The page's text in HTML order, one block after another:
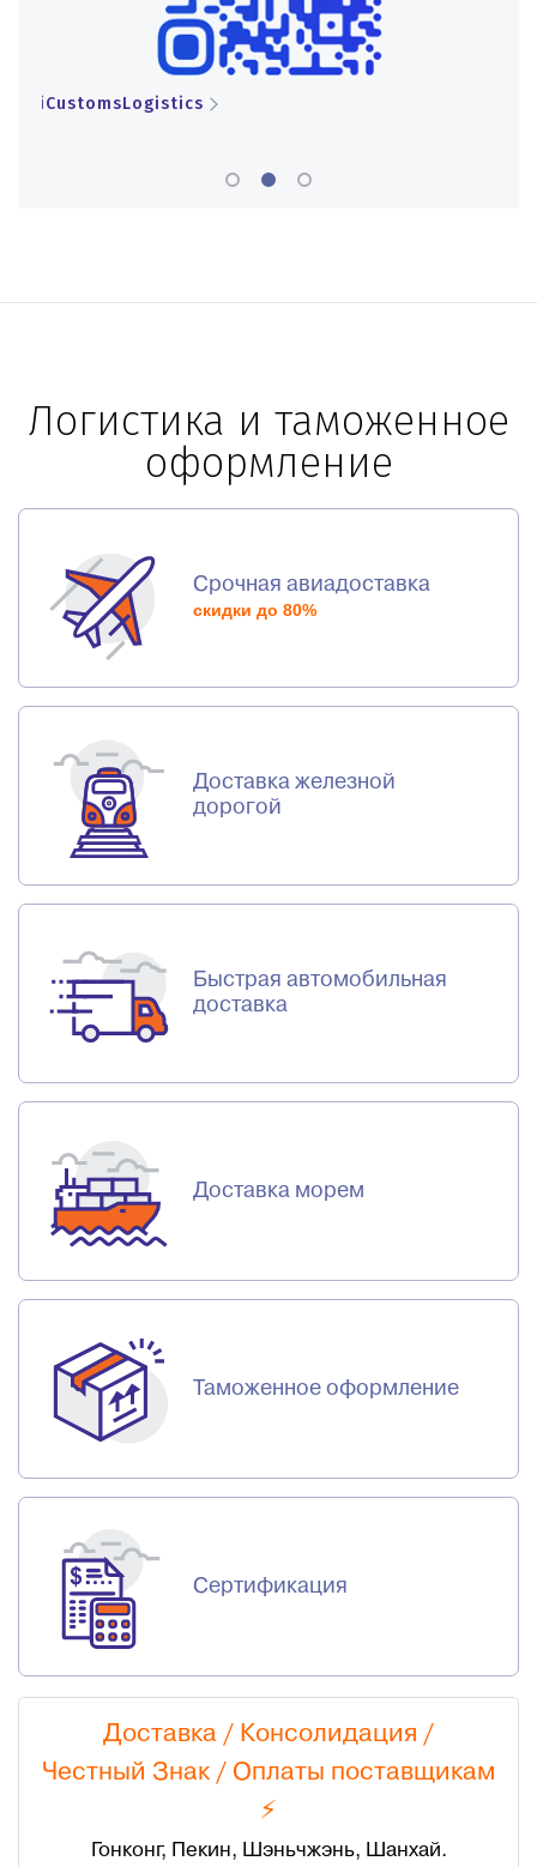
iCustomsLogistics
Логистика и таможенное
оформление
Срочная авиадоставка
скидки до 80%
Доставка железной
дорогой
Быстрая автомобильная
доставка
Доставка морем
Таможенное оформление
Сертификация
Доставка / Консолидация /
Честный Знак / Оплаты поставщикам
⚡
Гонконг, Пекин, Шэньчжэнь, Шанхай.